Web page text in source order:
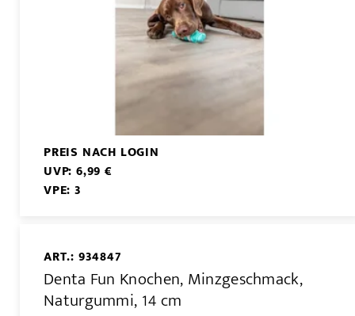
PREIS NACH LOGIN
UVP: 6,99 €
VPE: 3
ART.: 934847
Denta Fun Knochen, Minzgeschmack,
Naturgummi, 14 cm